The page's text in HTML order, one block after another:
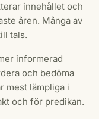
innehållet och
åren. Många av
tals.
informerad
och bedöma
mest lämpliga i
och för predikan.